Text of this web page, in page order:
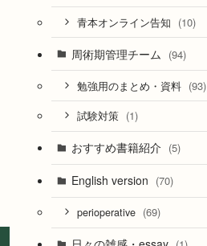
青本オンライン告知 (10)
周術期管理チーム (94)
勉強用のまとめ・資料 (93)
試験対策 (1)
おすすめ書籍紹介 (5)
English version (70)
perioperative (69)